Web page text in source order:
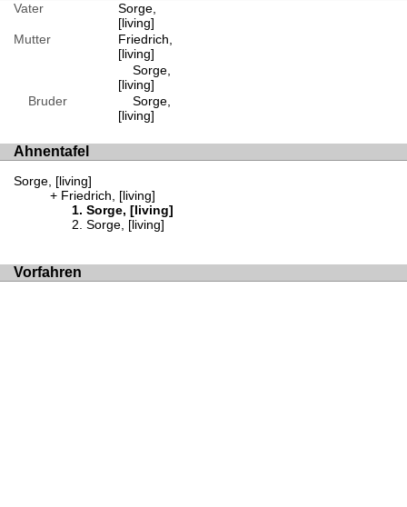
Vater
Sorge,
[living]
Mutter
Friedrich,
[living]
Sorge,
[living]
Bruder
Sorge,
[living]
Ahnentafel
Sorge, [living]
Friedrich, [living]
Sorge, [living]
Sorge, [living]
Vorfahren